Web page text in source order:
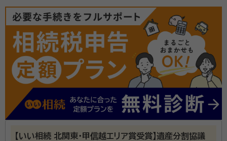
江﨑 真奈美 行政書士、1級FP、宅地建物取引士
事務所口コミ（抜粋）：
account_circle 満足度 5.0 ご利用時期：2021/5
群馬県桐生市を中心に相続関連業務、在留資格関連業
務をメイン業務としている行政書士事務所です。地元の
【いい相続 北関東・甲信越エリア賞受賞】遺産分割協議